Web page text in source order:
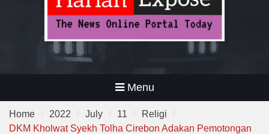
Apresiasi Kedewasaan
Bobotoh dan Jack Mania —
Menu
Home 2022 July 11
Religi
DKM Kholwat Syekh Tolha Cirebon Adakan Pemotongan